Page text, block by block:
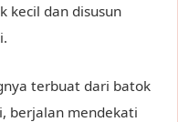
kecil dan disusun
terbuat dari batok
berjalan mendekati